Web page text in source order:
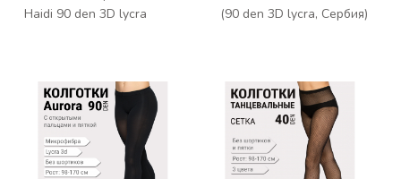
Haidi 90 den 3D lycra
(90 den 3D lycra, Сербия)